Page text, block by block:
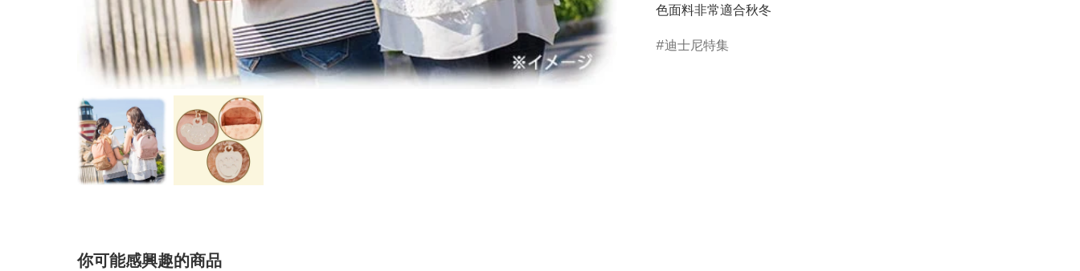
色面料非常適合秋冬
迪士尼特集
你可能感興趣的商品